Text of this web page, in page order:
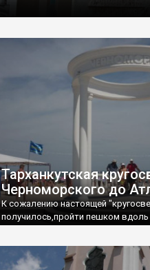
Тарханкутская
Черноморского до
К сожалению настоящей
получилось,пройти пешком